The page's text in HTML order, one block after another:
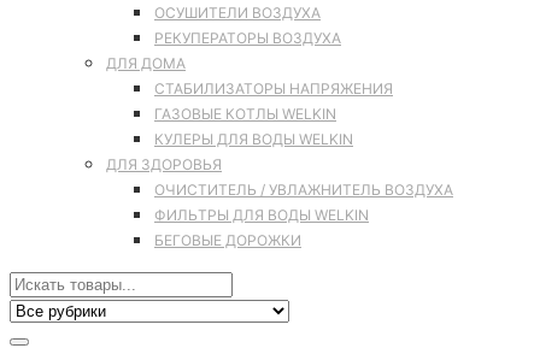
ОСУШИТЕЛИ ВОЗДУХА
РЕКУПЕРАТОРЫ ВОЗДУХА
ДЛЯ ДОМА
СТАБИЛИЗАТОРЫ НАПРЯЖЕНИЯ
ГАЗОВЫЕ КОТЛЫ WELKIN
КУЛЕРЫ ДЛЯ ВОДЫ WELKIN
ДЛЯ ЗДОРОВЬЯ
ОЧИСТИТЕЛЬ / УВЛАЖНИТЕЛЬ ВОЗДУХА
ФИЛЬТРЫ ДЛЯ ВОДЫ WELKIN
БЕГОВЫЕ ДОРОЖКИ